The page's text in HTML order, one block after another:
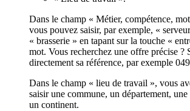
Dans le champ « Métier, compétence,
vous pouvez saisir, par exemple, «
« brasserie » en tapant sur la touche «
mot. Vous recherchez une offre précise ?
directement sa référence, par exemple
Dans le champ « lieu de travail », vous
saisir une commune, un département,
un continent.